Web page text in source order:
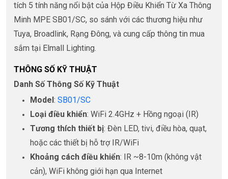
tích 5 tính năng nổi bật của Hộp Điều Khiển Từ Xa Thông
Minh MPE SB01/SC, so sánh với các thương hiệu như
Tuya, Broadlink, Rạng Đông, và cung cấp thông tin mua
sắm tại Elmall Lighting.
THÔNG SỐ KỸ THUẬT
Danh Số Thông Số Kỹ Thuật
Model : SB01/SC
Loại điều khiển: WiFi 2.4GHz + Hồng ngoại (IR)
Tương thích thiết bị: Đèn LED, tivi, điều hòa, quạt,
hoặc các thiết bị hỗ trợ IR/WiFi
Khoảng cách điều khiển: IR ~8-10m (không vật
cản), WiFi không giới hạn qua Internet